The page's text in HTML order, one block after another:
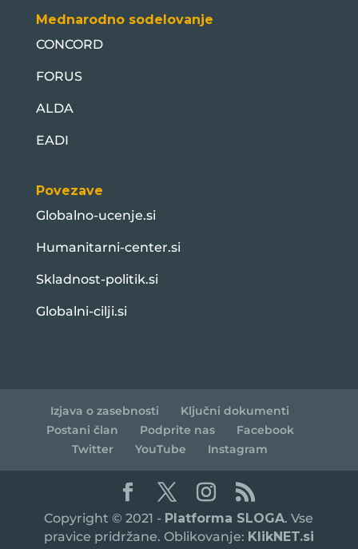
Mednarodno sodelovanje
CONCORD
FORUS
ALDA
EADI
Povezave
Globalno-ucenje.si
Humanitarni-center.si
Skladnost-politik.si
Globalni-cilji.si
Izjava o zasebnosti
Ključni dokumenti
Postani član
Podprite nas
Facebook
Twitter
YouTube Instagram
Copyright © 2021 - Platforma SLOGA. Vse
pravice pridržane. Oblikovanje: KlikNET.si